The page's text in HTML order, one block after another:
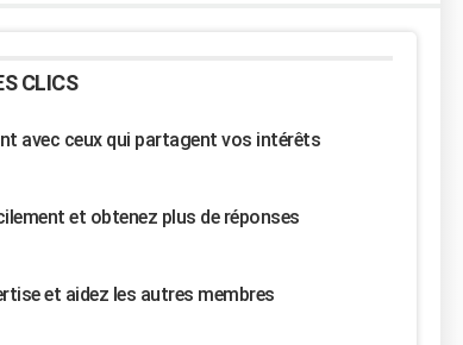
CLICS
avec ceux qui partagent vos intérêts
et obtenez plus de réponses
et aidez les autres membres